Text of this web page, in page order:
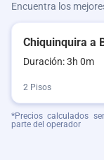
Encuentra los
Chiquinquira a
Duración: 3h 0m
2 Pisos
*Precios calculados
parte del operador